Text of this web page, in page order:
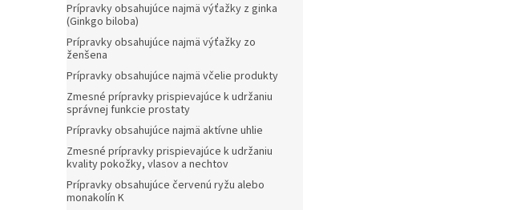
Prípravky obsahujúce najmä výťažky z ginka
(Ginkgo biloba)
Prípravky obsahujúce najmä výťažky zo
ženšena
Prípravky obsahujúce najmä včelie produkty
Zmesné prípravky prispievajúce k udržaniu
správnej funkcie prostaty
Prípravky obsahujúce najmä aktívne uhlie
Zmesné prípravky prispievajúce k udržaniu
kvality pokožky, vlasov a nechtov
Prípravky obsahujúce červenú ryžu alebo
monakolín K